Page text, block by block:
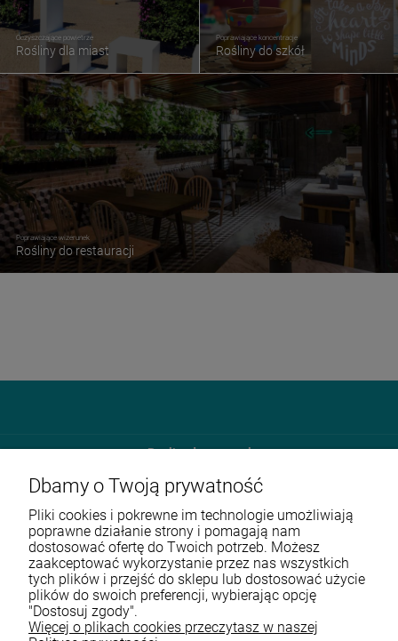
Poprawiające wizerunek
Rośliny do restauracji
Oczyszczające powietrze
Rośliny dla miast
Poprawiające koncentracje
Rośliny do szkół
Roslinydomowe.pl
Unit 4E Enterprise Court Farfield Park
S635DB Rotherham
570 108 168
sklep@roslinydomowe.pl
Przed zakupem
Dbamy o Twoją prywatność
Pliki cookies i pokrewne im technologie umożliwiają
poprawne działanie strony i pomagają nam
dostosować ofertę do Twoich potrzeb. Możesz
zaakceptować wykorzystanie przez nas wszystkich
tych plików i przejść do sklepu lub dostosować użycie
plików do swoich preferencji, wybierając opcję
"Dostosuj zgody".
Więcej o plikach cookies przeczytasz w naszej